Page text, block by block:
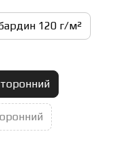
120 г/м²